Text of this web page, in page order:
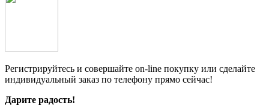
Регистрируйтесь и совершайте on-line покупку или сделайте
индивидуальный заказ по телефону прямо сейчас!
Дарите радость!